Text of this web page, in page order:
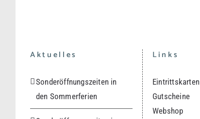
Aktuelles
Sonderöffnungszeiten in
den Sommerferien
Links
Eintrittskarten
Gutscheine
Webshop